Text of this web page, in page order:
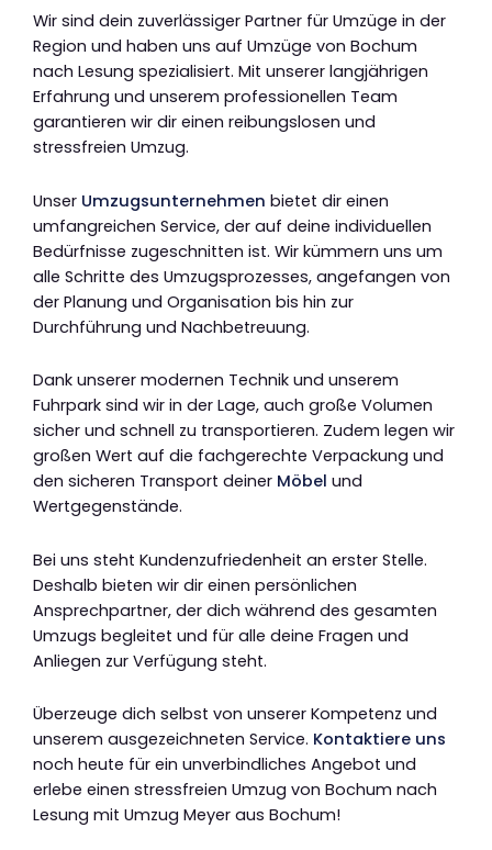
Wir sind dein zuverlässiger Partner für Umzüge in der
Region und haben uns auf Umzüge von Bochum
nach Lesung spezialisiert. Mit unserer langjährigen
Erfahrung und unserem professionellen Team
garantieren wir dir einen reibungslosen und
stressfreien Umzug.
Unser Umzugsunternehmen bietet dir einen
umfangreichen Service, der auf deine individuellen
Bedürfnisse zugeschnitten ist. Wir kümmern uns um
alle Schritte des Umzugsprozesses, angefangen von
der Planung und Organisation bis hin zur
Durchführung und Nachbetreuung.
Dank unserer modernen Technik und unserem
Fuhrpark sind wir in der Lage, auch große Volumen
sicher und schnell zu transportieren. Zudem legen wir
großen Wert auf die fachgerechte Verpackung und
den sicheren Transport deiner Möbel und
Wertgegenstände.
Bei uns steht Kundenzufriedenheit an erster Stelle.
Deshalb bieten wir dir einen persönlichen
Ansprechpartner, der dich während des gesamten
Umzugs begleitet und für alle deine Fragen und
Anliegen zur Verfügung steht.
Überzeuge dich selbst von unserer Kompetenz und
unserem ausgezeichneten Service. Kontaktiere uns
noch heute für ein unverbindliches Angebot und
erlebe einen stressfreien Umzug von Bochum nach
Lesung mit Umzug Meyer aus Bochum!